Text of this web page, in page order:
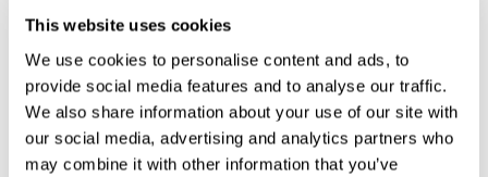
This website uses cookies
We use cookies to personalise content and ads, to
provide social media features and to analyse our traffic.
We also share information about your use of our site with
our social media, advertising and analytics partners who
may combine it with other information that you’ve
MediYoga
Medicinsk Yoga Yin med
Gratis
Slow
Flow med